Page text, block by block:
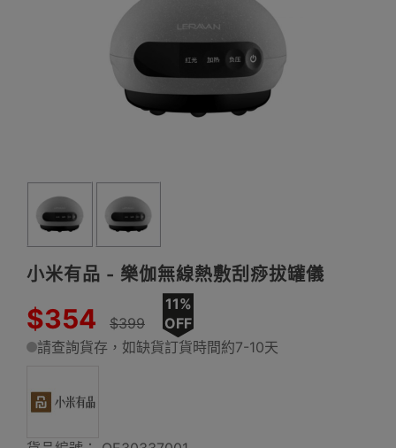
小米有品 - 樂伽無線熱敷刮痧拔罐儀
$354 $399
11%
OFF
請查詢貨存，如缺貨訂貨時間約7-10天